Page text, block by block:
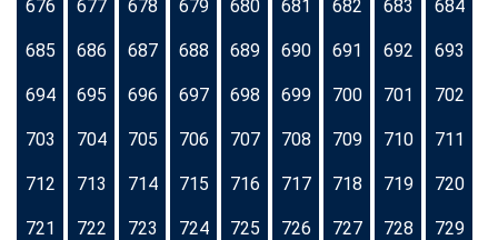
676 677 678 679 680 681 682 683 684
685 686 687 688 689 690 691 692 693
694 695 696 697 698 699 700 701 702
703 704 705 706 707 708 709 710 711
712 713 714 715 716 717 718 719 720
721 722 723 724 725 726 727 728 729